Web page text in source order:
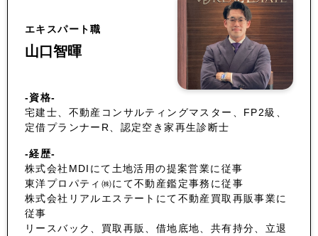
エキスパート職
山口智暉
-資格-
宅建士、不動産コンサルティングマスター、FP2級、
定借プランナーR、認定空き家再生診断士
-経歴-
株式会社MDIにて土地活用の提案営業に従事
東洋プロパティ㈱にて不動産鑑定事務に従事
株式会社リアルエステートにて不動産買取再販事業に
従事
リースバック、買取再販、借地底地、共有持分、立退